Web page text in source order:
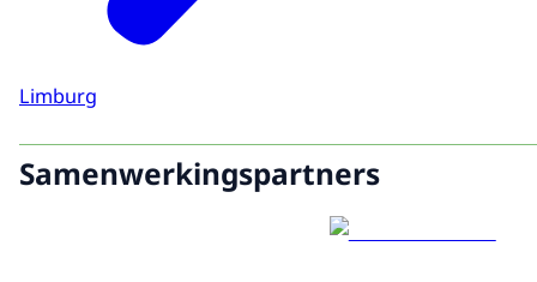
Limburg
Samenwerkingspartners